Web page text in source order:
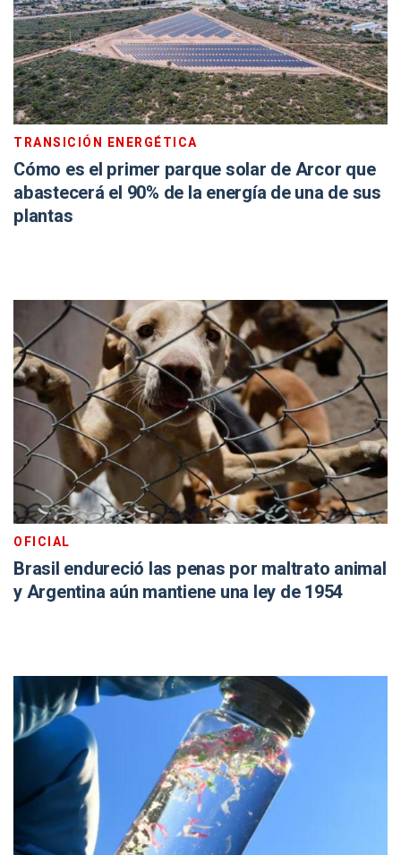
TRANSICIÓN ENERGÉTICA
Cómo es el primer parque solar de Arcor que
abastecerá el 90% de la energía de una de sus
plantas
OFICIAL
Brasil endureció las penas por maltrato animal
y Argentina aún mantiene una ley de 1954